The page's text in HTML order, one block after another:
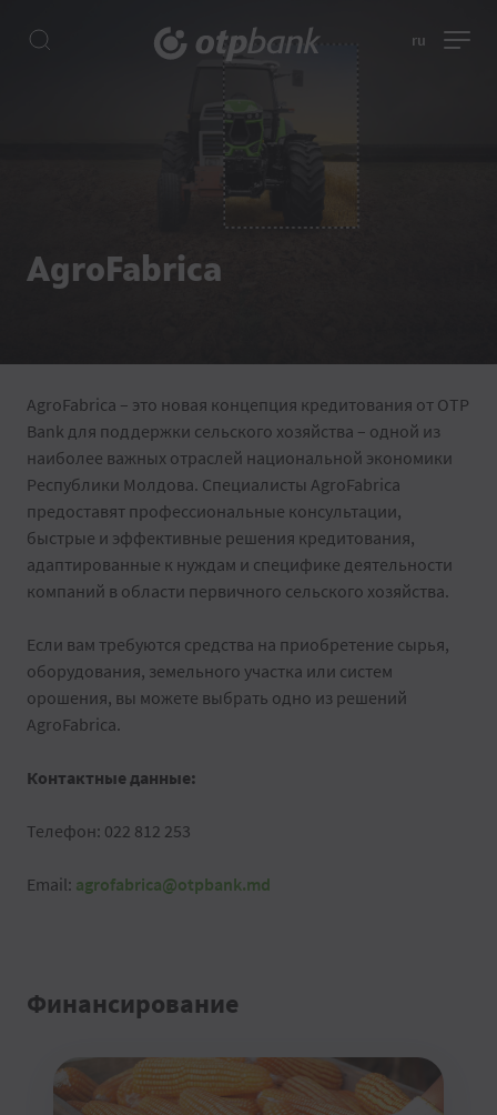
ru
AgroFabrica
AgroFabrica – это новая концепция кредитования от OTP
Bank для поддержки сельского хозяйства – одной из
наиболее важных отраслей национальной экономики
Республики Молдова. Специалисты AgroFabrica
предоставят профессиональные консультации,
быстрые и эффективные решения кредитования,
адаптированные к нуждам и специфике деятельности
компаний в области первичного сельского хозяйства.
Если вам требуются средства на приобретение сырья,
оборудования, земельного участка или систем
орошения, вы можете выбрать одно из решений
AgroFabrica.
Контактные данные:
Телефон: 022 812 253
Email: agrofabrica@otpbank.md
Финансирование